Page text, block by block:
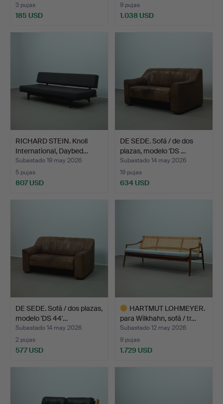
3 pujas
185 USD
9 pujas
1.038 USD
RICHARD STEIN. Knoll
International, Daybed…
Subastado 19 may 2026
5 pujas
807 USD
DE SEDE. Sofá / de dos
plazas, modelo 'DS …
Subastado 14 may 2026
19 pujas
634 USD
DE SEDE. Sofá / dos plazas,
modelo 'DS 44'…
Subastado 14 may 2026
2 pujas
577 USD
HARTMUT LOHMEYER.
para Wilkhahn, sofá / tr…
Subastado 12 may 2026
9 pujas
1.729 USD